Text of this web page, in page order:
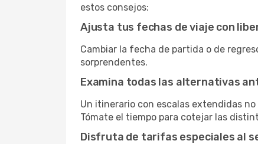
estos consejos:
Ajusta tus fechas de viaje con
Cambiar la fecha de partida o de
sorprendentes.
Examina todas las alternativas
Un itinerario con escalas extendidas
Tómate el tiempo para cotejar las
Disfruta de tarifas especiales al